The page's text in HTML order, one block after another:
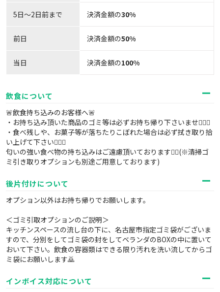
5日～2日前まで 決済金額の30%
前日 決済金額の50%
当日 決済金額の100%
飲食について
🚨飲食持ち込みのお客様へ🚨
・お持ち込み頂いた商品のゴミ等は必ずお持ち帰り下さいませ🙇‍♂️✨
・食べ残しや、お菓子等が落ちたりこぼれた場合は必ず拭き取り拾
い上げて下さい🙇‍♂️✨
匂いの強い食べ物の持ち込みはご遠慮頂いております🙇‍♂️(※清掃ゴ
ミ引き取りオプションも別途ご用意しております)
後片付けについて
オプション以外はお持ち帰りでお願いします。
＜ゴミ引取オプションのご説明＞
キッチンスペースの流し台の下に、名古屋市指定ゴミ袋がございま
すので、分別をしてゴミ袋の封をしてベランダのBOXの中に置いて
おいて下さい。飲食の容器類はできる限り汚れを洗い流してからゴ
ミ袋にお願いします🙇
インボイス対応について